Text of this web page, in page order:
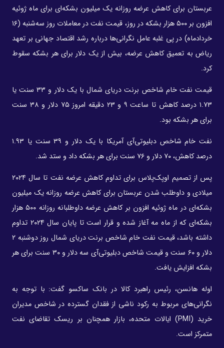
عربستان برای کاهش عرضه روزانه یک میلیون بشکه‌ای برای ماه ژوئیه
افزون بر ۵۰۰ هزار بشکه در روز، قیمت نفت در معاملات روز سه‌شنبه (۱۶
خردادماه) در پی غلبه عامل نگرانی‌ها درباره رشد اقتصاد جهانی بر تعهد
ریاض به تعمیق کاهش عرضه، بیش از یک دلار برای هر بشکه سقوط
کرد.
قیمت نفت خام شاخص برنت دریای شمال با یک دلار و ۳۳ سنت یا
۱.۷۳ درصد کاهش تا ساعت ۹ و ۲۳ دقیقه امروز ۷۵ دلار و ۳۸ سنت
برای هر بشکه بود.
نفت خام شاخص دبلیوتی‌آی آمریکا با یک دلار و ۳۹ سنت یا ۱.۹۳
درصد کاهش، ۷۰ دلار و ۷۶ سنت برای هر بشکه داد و ستد شد.
پس از تصمیم اوپک‌پلاس برای تداوم کاهش عرضه نفت تا سال ۲۰۲۴
میلادی و داوطلب شدن عربستان برای کاهش عرضه روزانه یک میلیون
بشکه‌ای در ماه ژوئیه افزون بر کاهش عرضه داوطلبانه روزانه ۵۰۰ هزار
بشکه‌ای که از ماه مه آغاز شده و قرار است تا پایان سال ۲۰۲۴ تداوم
داشته باشد، قیمت نفت خام شاخص برنت دریای شمال روز دوشنبه ۲
دلار و ۶۰ سنت و قیمت شاخص دبلیوتی‌آی سه دلار و ۳۰ سنت برای هر
بشکه افزایش یافت.
اوله هانسن، رئیس راهبرد کالا در بانک ساکسو گفت: با توجه به
نگرانی‌های مربوط به رکود ناشی از فقدان گسترده در شاخص مدیران
خرید (PMI) ایالات متحده، بازار همچنان بر ریسک تقاضای نفت
متمرکز است.